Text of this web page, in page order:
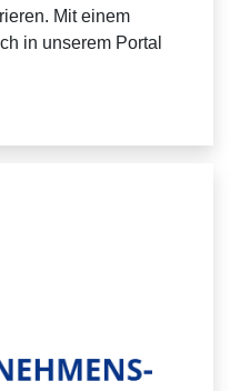
Mit einem
in unserem Portal